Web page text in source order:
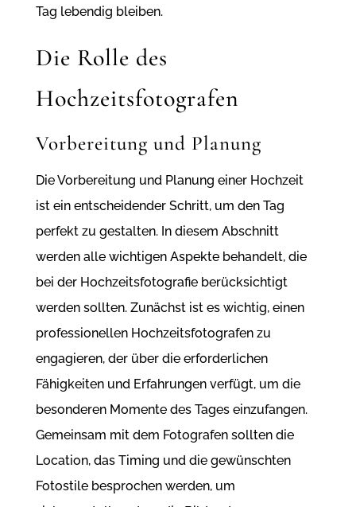
Tag lebendig bleiben.
Die Rolle des
Hochzeitsfotografen
Vorbereitung und Planung
Die Vorbereitung und Planung einer Hochzeit
ist ein entscheidender Schritt, um den Tag
perfekt zu gestalten. In diesem Abschnitt
werden alle wichtigen Aspekte behandelt, die
bei der Hochzeitsfotografie berücksichtigt
werden sollten. Zunächst ist es wichtig, einen
professionellen Hochzeitsfotografen zu
engagieren, der über die erforderlichen
Fähigkeiten und Erfahrungen verfügt, um die
besonderen Momente des Tages einzufangen.
Gemeinsam mit dem Fotografen sollten die
Location, das Timing und die gewünschten
Fotostile besprochen werden, um